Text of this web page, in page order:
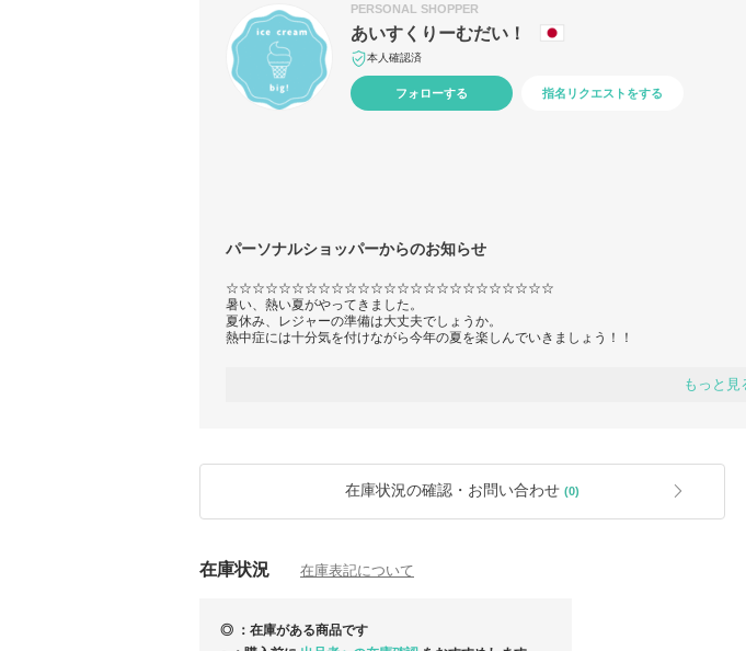
PERSONAL SHOPPER
あいすくりーむだい！
本人確認済
フォローする 指名リクエストをする
パーソナルショッパーからのお知らせ
☆☆☆☆☆☆☆☆☆☆☆☆☆☆☆☆☆☆☆☆☆☆☆☆☆
暑い、熱い夏がやってきました。
夏休み、レジャーの準備は大丈夫でしょうか。
熱中症には十分気を付けながら今年の夏を楽しんでいきましょう！！
お得なBUYMA発行クーポンはこちらをチェック！
https://www.buyma.com/coupon/list/
お客様が納得してお買い物ができるよう、商品についてご質問、ご不明点等ござい
https://www.buyma.com/r/-B11639091O1/
もっと見
在庫状況の確認・お問い合わせ (0)
在庫状況 在庫表記について
◎ ：在庫がある商品です